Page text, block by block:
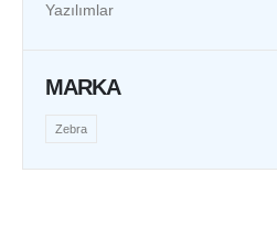
Yazılımlar
MARKA
Zebra